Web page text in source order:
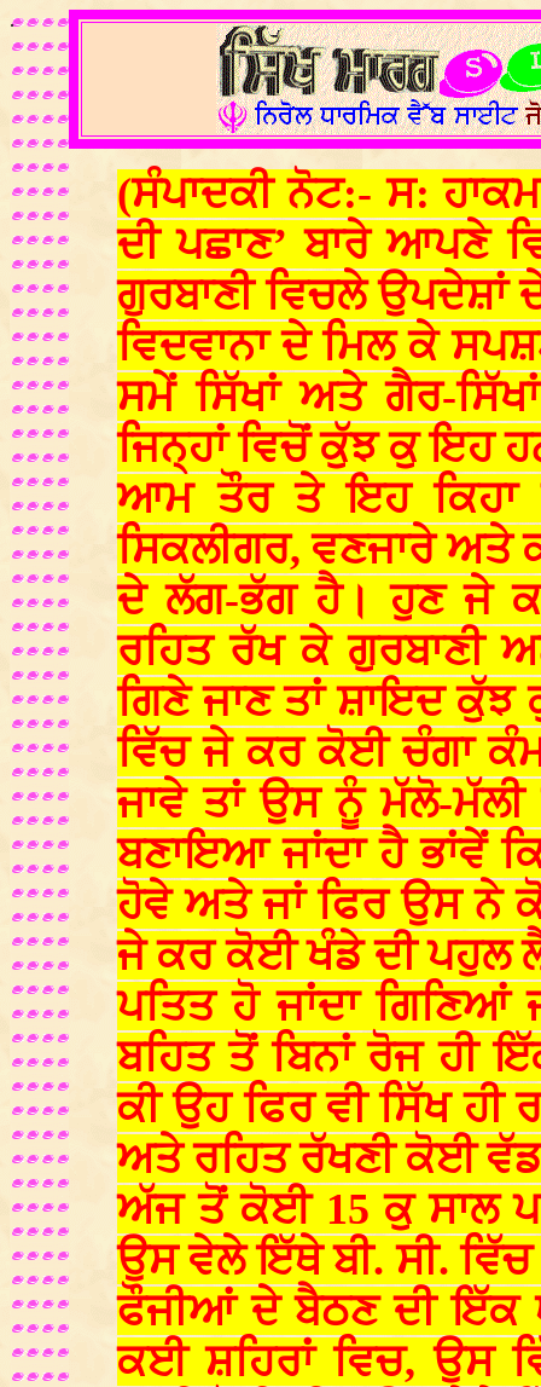
.
(ਸੰਪਾਦਕੀ ਨੋਟ:- ਸ:
ਦੀ ਪਛਾਣ’ ਬਾਰੇ ਆਪਣੇ
ਗੁਰਬਾਣੀ ਵਿਚਲੇ
ਵਿਦਵਾਨਾ ਦੇ ਮਿਲ ਕੇ
ਸਮੇਂ ਸਿੱਖਾਂ ਅਤੇ ਗੈਰ-
ਜਿਨ੍ਹਾਂ ਵਿਚੋਂ ਕੁੱਝ ਕੁ ਇਹ
ਆਮ ਤੌਰ ਤੇ ਇਹ ਕਿਹਾ
ਸਿਕਲੀਗਰ, ਵਣਜਾਰੇ
ਦੇ ਲੱਗ-ਭੱਗ ਹੈ। ਹੁਣ ਜੇ
ਰਹਿਤ ਰੱਖ ਕੇ ਗੁਰਬਾਣੀ
ਗਿਣੇ ਜਾਣ ਤਾਂ ਸ਼ਾਇਦ ਕੁੱਝ
ਵਿੱਚ ਜੇ ਕਰ ਕੋਈ ਚੰਗਾ
ਜਾਵੇ ਤਾਂ ਉਸ ਨੂੰ ਮੱਲੋ-ਮੱਲੀ
ਬਣਾਇਆ ਜਾਂਦਾ ਹੈ ਭਾਂਵੇਂ
ਹੋਵੇ ਅਤੇ ਜਾਂ ਫਿਰ ਉਸ ਨੇ
ਜੇ ਕਰ ਕੋਈ ਖੰਡੇ ਦੀ ਪਹੁਲ
ਪਤਿਤ ਹੋ ਜਾਂਦਾ ਗਿਣਿਆਂ
ਬਹਿਤ ਤੋਂ ਬਿਨਾਂ ਰੋਜ ਹੀ
ਕੀ ਉਹ ਫਿਰ ਵੀ ਸਿੱਖ ਹੀ
ਅਤੇ ਰਹਿਤ ਰੱਖਣੀ ਕੋਈ
ਅੱਜ ਤੋਂ ਕੋਈ 15 ਕੁ ਸਾਲ
ਉਸ ਵੇਲੇ ਇੱਥੇ ਬੀ. ਸੀ. ਵਿੱਚ
ਫੌਜੀਆਂ ਦੇ ਬੈਠਣ ਦੀ ਇੱਕ
ਕਈ ਸ਼ਹਿਰਾਂ ਵਿਚ, ਉਸ